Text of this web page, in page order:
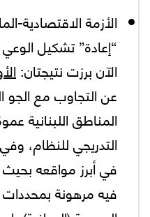
الأزمة الاقتصادية-
“إعادة” تشكيل
الآن برزت نتيجتان:
عن التجاوب مع الجو
المناطق اللبنانية
التدريجي للنظام،
في أبرز مواقعه بحيث
فيه مرهونة